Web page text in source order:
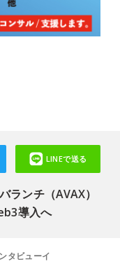
ランチ（AVAX）
導入へ
LINEで送る
タビューイ